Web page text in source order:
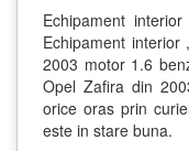
Echipament
Echipament
2003 motor 1.6
Opel Zafira din
orice oras prin
este in stare buna.